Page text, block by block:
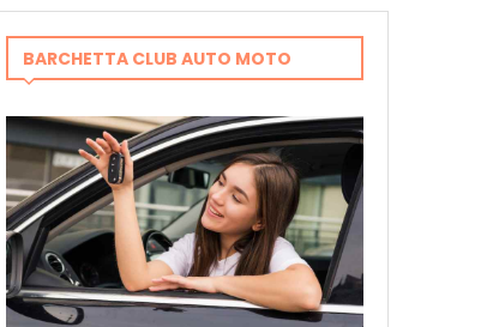
BARCHETTA CLUB AUTO MOTO